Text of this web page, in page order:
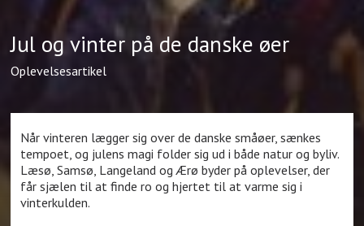
Jul og vinter på de danske øer
Oplevelsesartikel
Når vinteren lægger sig over de danske småøer, sænkes
tempoet, og julens magi folder sig ud i både natur og byliv.
Læsø, Samsø, Langeland og Ærø byder på oplevelser, der
får sjælen til at finde ro og hjertet til at varme sig i
vinterkulden.